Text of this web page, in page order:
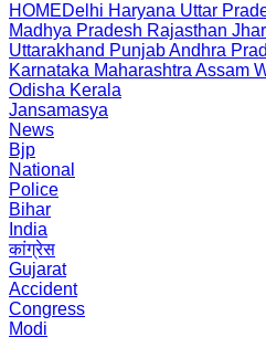
HOMEDelhi Haryana Uttar
Madhya Pradesh Rajasthan
Uttarakhand PunjabAndhra
Karnataka Maharashtra Assam
Odisha Kerala
Jansamasya
News
Bjp
National
Police
Bihar
India
कांग्रेस
Gujarat
Accident
Congress
Modi